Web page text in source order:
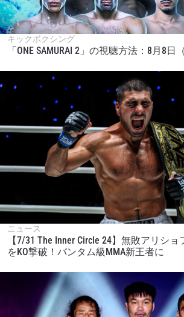
キックボクシング
「ONE SAMURAI 2」の視聴方法：8月8
ニュース
【7/31 The Inner Circle 24】無敗アリシ
をKO撃破！バンタム級MMA新王者に